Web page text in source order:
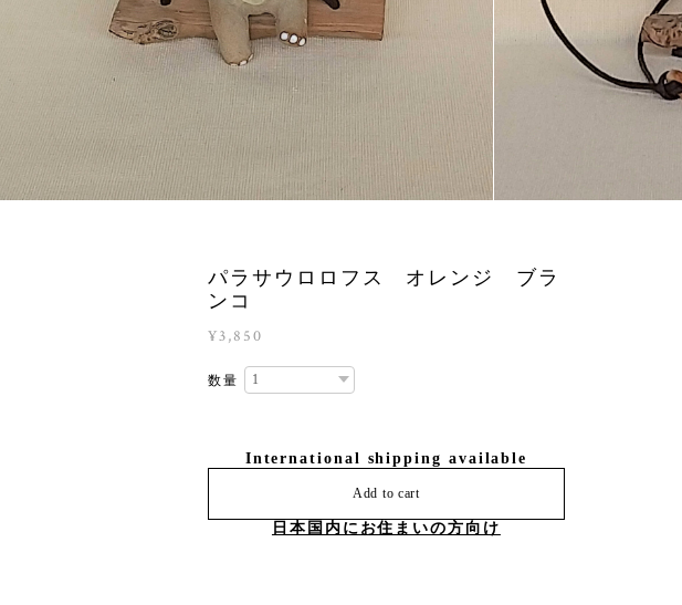
パラサウロロフス オレンジ ブラ
ンコ
¥3,850
数量
International shipping available
Add to cart
日本国内にお住まいの方向け